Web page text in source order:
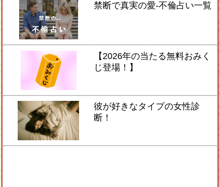
禁断で真実の愛-不倫占い一覧
【2026年の当たる無料おみく
じ登場！】
彼が好きなタイプの女性診
断！